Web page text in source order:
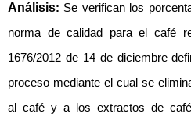
Análisis: Se verifican los
norma de calidad para el café
1676/2012 de 14 de diciembre
proceso mediante el cual se
al café y a los extractos de